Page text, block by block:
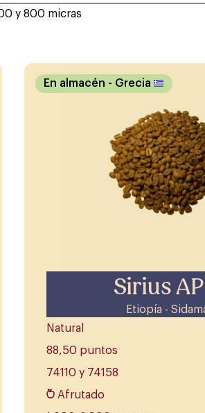
y 800 micras
Sirius
Etiopía -
En almacén - Grecia
Natural
88,50 puntos
74110 y 74158
Afrutado